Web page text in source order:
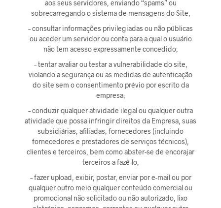
aos seus servidores, enviando “spams” ou
sobrecarregando o sistema de mensagens do Site,
– consultar informações privilegiadas ou não públicas
ou aceder um servidor ou conta para a qual o usuário
não tem acesso expressamente concedido;
– tentar avaliar ou testar a vulnerabilidade do site,
violando a segurança ou as medidas de autenticação
do site sem o consentimento prévio por escrito da
empresa;
– conduzir qualquer atividade ilegal ou qualquer outra
atividade que possa infringir direitos da Empresa, suas
subsidiárias, afiliadas, fornecedores (incluindo
fornecedores e prestadores de serviços técnicos),
clientes e terceiros, bem como abster-se de encorajar
terceiros a fazê-lo,
– fazer upload, exibir, postar, enviar por e-mail ou por
qualquer outro meio qualquer conteúdo comercial ou
promocional não solicitado ou não autorizado, lixo